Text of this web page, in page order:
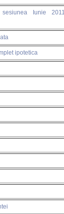
Iunie 2011,
ipotetica